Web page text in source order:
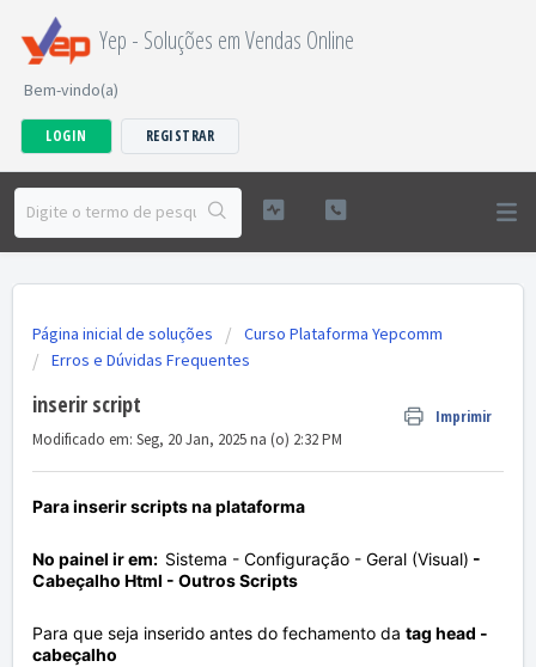
Yep - Soluções em Vendas Online
Bem-vindo(a)
LOGIN REGISTRAR
Página inicial de soluções
Curso Plataforma Yepcomm
Erros e Dúvidas Frequentes
inserir script Imprimir
Modificado em: Seg, 20 Jan, 2025 na (o) 2:32 PM
Para inserir scripts na plataforma
No painel ir em: Sistema - Configuração - Geral (Visual) -
Cabeçalho Html - Outros Scripts
Para que seja inserido antes do fechamento da tag head -
cabeçalho